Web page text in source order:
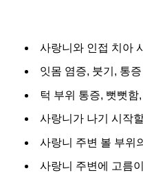
사랑니와 인접 치아
잇몸 염증, 붓기, 통증
턱 부위 통증, 뻣뻣함
사랑니가 나기 시작
사랑니 주변 볼 부위
사랑니 주변에 고름